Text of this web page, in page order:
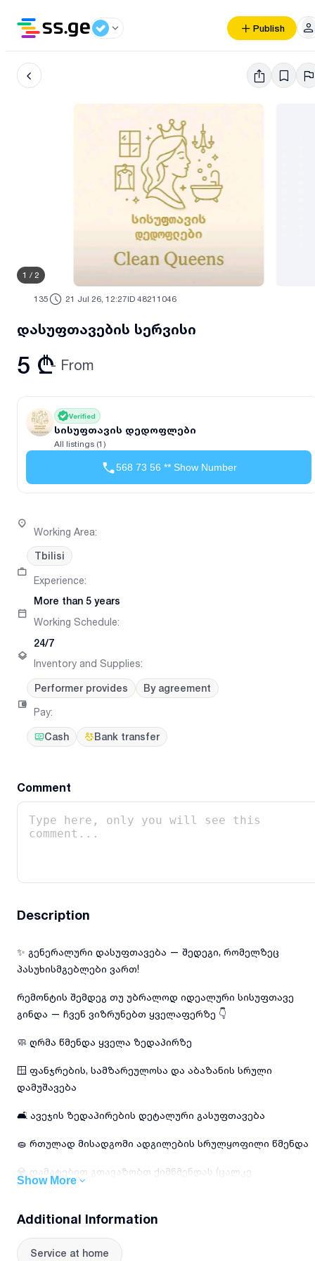
Publish
1 / 2
135 21 Jul 26, 12:27ID 48211046
დასუფთავების სერვისი
5 ₾- From
Verified
სისუფთავის დედოფლები
All listings (1)
568 73 56 ** Show Number
Working Area:
Tbilisi
Experience:
More than 5 years
Working Schedule:
24/7
Inventory and Supplies:
Performer provides By agreement
Pay:
Cash Bank transfer
Comment
Description
✨ გენერალური დასუფთავება — შედეგი, რომელზეც
პასუხისმგებლები ვართ!
რემონტის შემდეგ თუ უბრალოდ იდეალური სისუფთავე
გინდა — ჩვენ ვიზრუნებთ ყველაფერზე 👇
🧼 ღრმა წმენდა ყველა ზედაპირზე
🪟 ფანჯრების, სამზარეულოსა და აბაზანის სრული
დამუშავება
🛋️ ავეჯის ზედაპირების დეტალური გასუფთავება
🧽 რთულად მისადგომი ადგილების სრულყოფილი წმენდა
💎 დამატებით გთავაზობთ ქიმწმენდას (ცალკე
მომსახურება): დივნები • მატრასები • ხალიჩები —
Show More
Additional Information
Service at home